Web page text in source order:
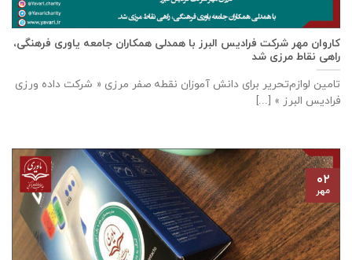
كاروان مهر شرکت فرادیس البرز با همدلی همکاران جامعه یاوری فرهنگی،
راهی نقاط مرزی شد
تامين لوازم‌تحرير برای دانش آموزان نقطه صفر مرزی « شرکت داده ورزی
فراديس البرز » [...]
۰۲
مهر